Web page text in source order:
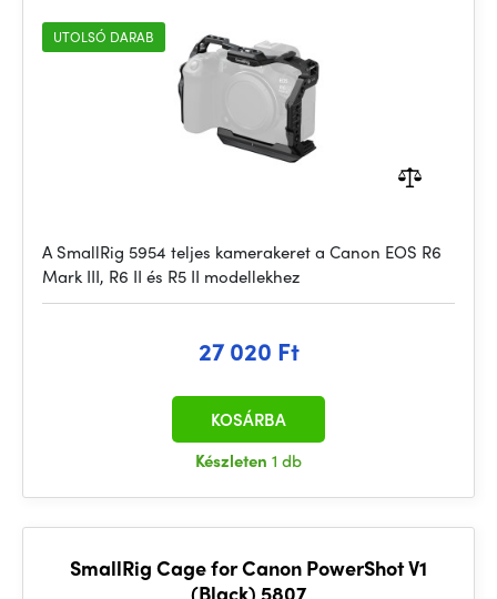
UTOLSÓ DARAB
A SmallRig 5954 teljes kamerakeret a Canon EOS R6
Mark III, R6 II és R5 II modellekhez
27 020 Ft
Készleten 1 db
KOSÁRBA
SmallRig Cage for Canon PowerShot V1
(Black) 5807